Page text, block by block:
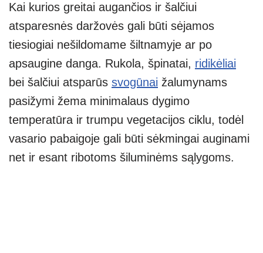
Kai kurios greitai augančios ir šalčiui
atsparesnės daržovės gali būti sėjamos
tiesiogiai nešildomame šiltnamyje ar po
apsaugine danga. Rukola, špinatai, ridikėliai
bei šalčiui atsparūs svogūnai žalumynams
pasižymi žema minimalaus dygimo
temperatūra ir trumpu vegetacijos ciklu, todėl
vasario pabaigoje gali būti sėkmingai auginami
net ir esant ribotoms šiluminėms sąlygoms.